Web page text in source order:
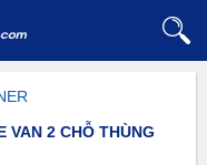
VAN 2 CHỖ THÙNG